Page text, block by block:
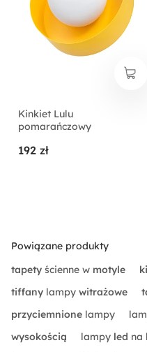
Kinkiet Lulu
pomarańczowy
192 zł
Powiązane produkty
tapety ścienne w motyle
tiffany lampy witrażowe
przyciemnione lampy
wysokością
lampy led na